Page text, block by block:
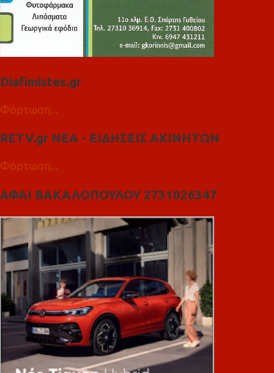
Diafimistes.gr
Φόρτωση...
RETV.gr ΝΕΑ - ΕΙΔΗΣΕΙΣ ΑΚΙΝΗΤΩΝ
Φόρτωση...
ΑΦΑΙ ΒΑΚΑΛΟΠΟΥΛΟΥ 2731026347